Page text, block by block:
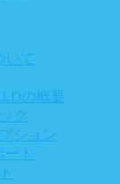
いて
の概要
ク
ション
ト